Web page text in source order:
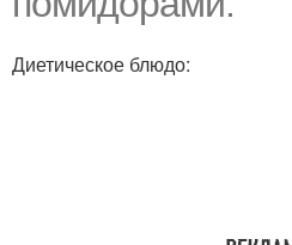
Диетическое блюдо: